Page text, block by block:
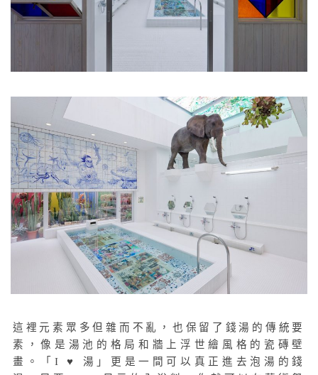
這裡元素眾多但雜而不亂，也保留了錢湯的傳統要
素，像是湯池的格局和牆上浮世繪風格的瓷磚壁
畫。「I ♥ 湯」更是一間可以真正進去泡湯的錢